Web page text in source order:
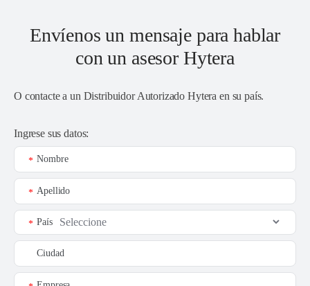
Envíenos un mensaje para hablar
con un asesor Hytera
O contacte a un Distribuidor Autorizado Hytera en su país.
Ingrese sus datos:
Nombre
*
Apellido
*
País
*
Ciudad